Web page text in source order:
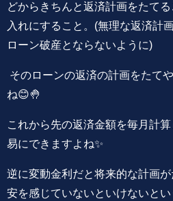
どからきちんと返済計画をたて
入れにすること。(無理な返済計
ローン破産とならないように)
そのローンの返済の計画をたて
ね😊🤚
これから先の返済金額を毎月計
易にできますよね✨
逆に変動金利だと将来的な計画
安を感じていないといけないと